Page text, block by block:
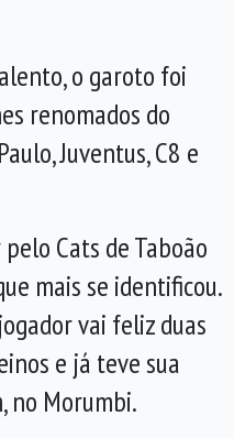
o garoto foi
renomados do
Juventus, C8 e
Cats de Taboão
mais se identificou.
vai feliz duas
e já teve sua
no Morumbi.